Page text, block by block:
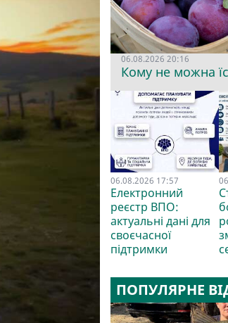
06.08.2026 20:16
Кому не можна
06.08.2026 17:57
Електронний
реєстр ВПО:
актуальні дані для
своєчасної
підтримки
ПОПУЛЯРНЕ